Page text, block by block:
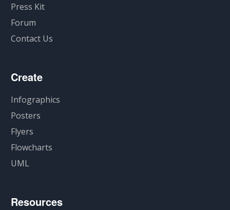
Press Kit
Forum
Contact Us
Create
Infographics
Posters
Flyers
Flowcharts
UML
Resources